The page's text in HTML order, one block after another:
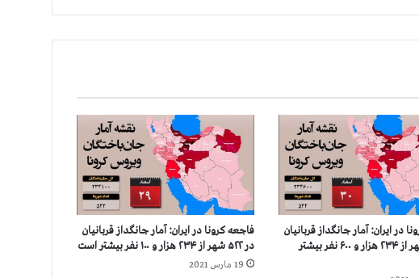
ا
ا
ت
آ
خ
ن
د
ه
ا
د
در ايران: آمار جانگداز قربانيان
در ۵۲۲ شهر از ۲۳۴ هزار و ۶۰۰ نفر بيشتر
فاجعه كرونا در ايران: آمار جانگداز قربانيان
در ۵۲۲ شهر از ۲۳۴ هزار و ۱۰۰ نفر بيشتر است
19 مارس 2021